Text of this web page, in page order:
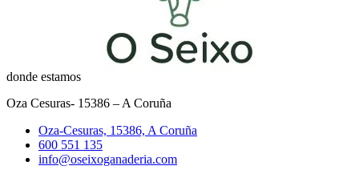
donde estamos
Oza Cesuras- 15386 – A Coruña
Oza-Cesuras, 15386, A Coruña
600 551 135
info@oseixoganaderia.com